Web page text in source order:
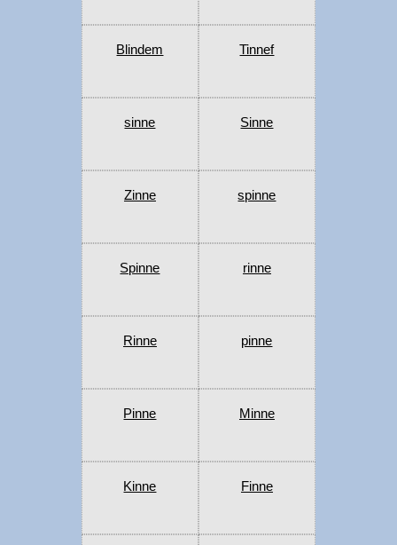
Blindem Tinnef
sinne Sinne
Zinne spinne
Spinne rinne
Rinne pinne
Pinne Minne
Kinne Finne